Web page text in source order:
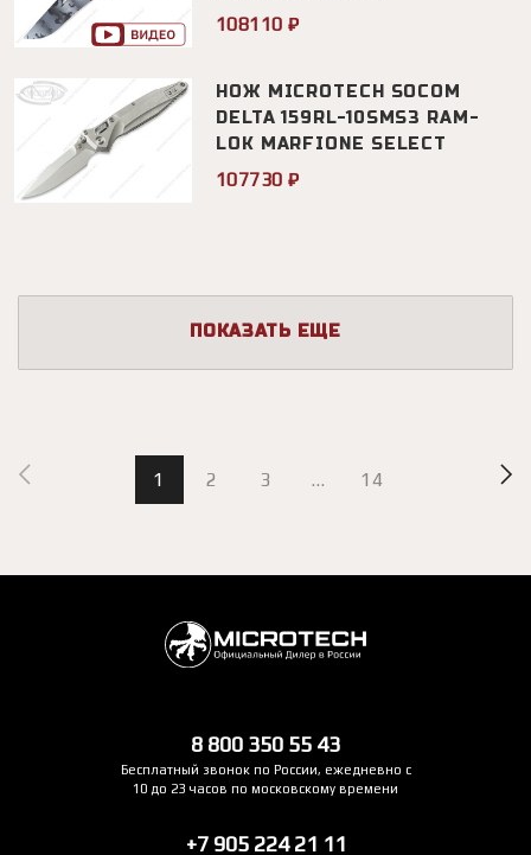
108110 ₽
НОЖ MICROTECH SOCOM
DELTA 159RL-10SMS3 RAM-
LOK MARFIONE SELECT
107730 ₽
ПОКАЗАТЬ ЕЩЕ
1 2 3 … 14
8 800 350 55 43
Бесплатный звонок по России, ежедневно с
10 до 23 часов по московскому времени
+7 905 224 21 11